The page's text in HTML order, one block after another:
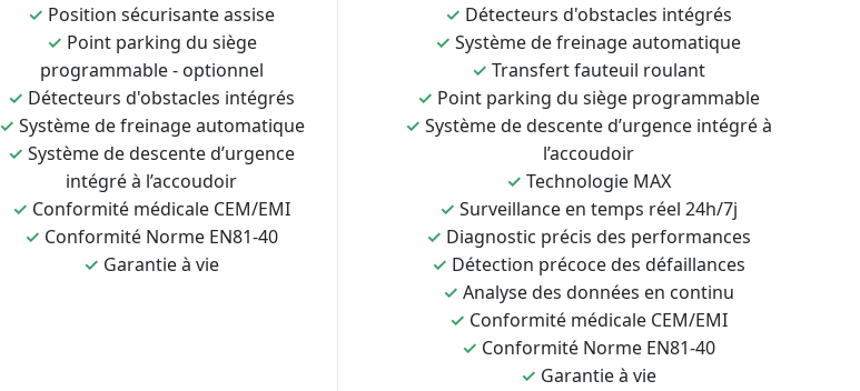
✓ Position sécurisante assise
✓ Point parking du siège
programmable - optionnel
✓ Détecteurs d'obstacles intégrés
✓ Système de freinage automatique
✓ Système de descente d’urgence
intégré à l’accoudoir
✓ Conformité médicale CEM/EMI
✓ Conformité Norme EN81-40
✓ Garantie à vie
✓ Détecteurs d'obstacles intégrés
✓ Système de freinage automatique
✓ Transfert fauteuil roulant
✓ Point parking du siège programmable
✓ Système de descente d’urgence intégré à
l’accoudoir
✓ Technologie MAX
✓ Surveillance en temps réel 24h/7j
✓ Diagnostic précis des performances
✓ Détection précoce des défaillances
✓ Analyse des données en continu
✓ Conformité médicale CEM/EMI
✓ Conformité Norme EN81-40
✓ Garantie à vie